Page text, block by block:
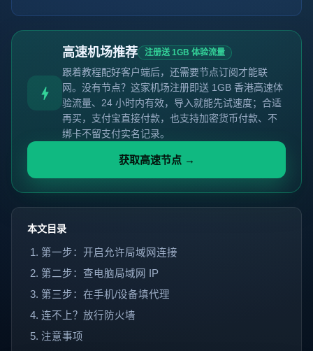
高速机场推荐 注册送 1GB 体验流量
跟着教程配好客户端后，还需要节点订阅才能联
网。没有节点？这家机场注册即送 1GB 香港高速体
验流量、24 小时内有效，导入就能先试速度；合适
再买，支付宝直接付款，也支持加密货币付款、不
绑卡不留支付实名记录。
获取高速节点 →
本文目录
第一步：开启允许局域网连接
第二步：查电脑局域网 IP
第三步：在手机/设备填代理
连不上？放行防火墙
注意事项